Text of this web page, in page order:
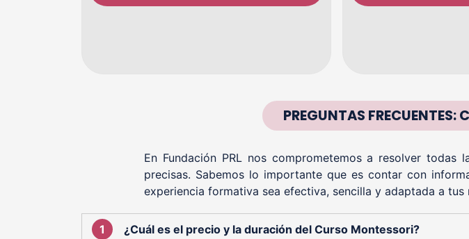
PREGUNTAS FRECUENTES:
En Fundación PRL nos comprometemos a resolver
precisas. Sabemos lo importante que es contar con
experiencia formativa sea efectiva, sencilla y adaptada a tus
¿Cuál es el precio y la duración del Curso Montessori?